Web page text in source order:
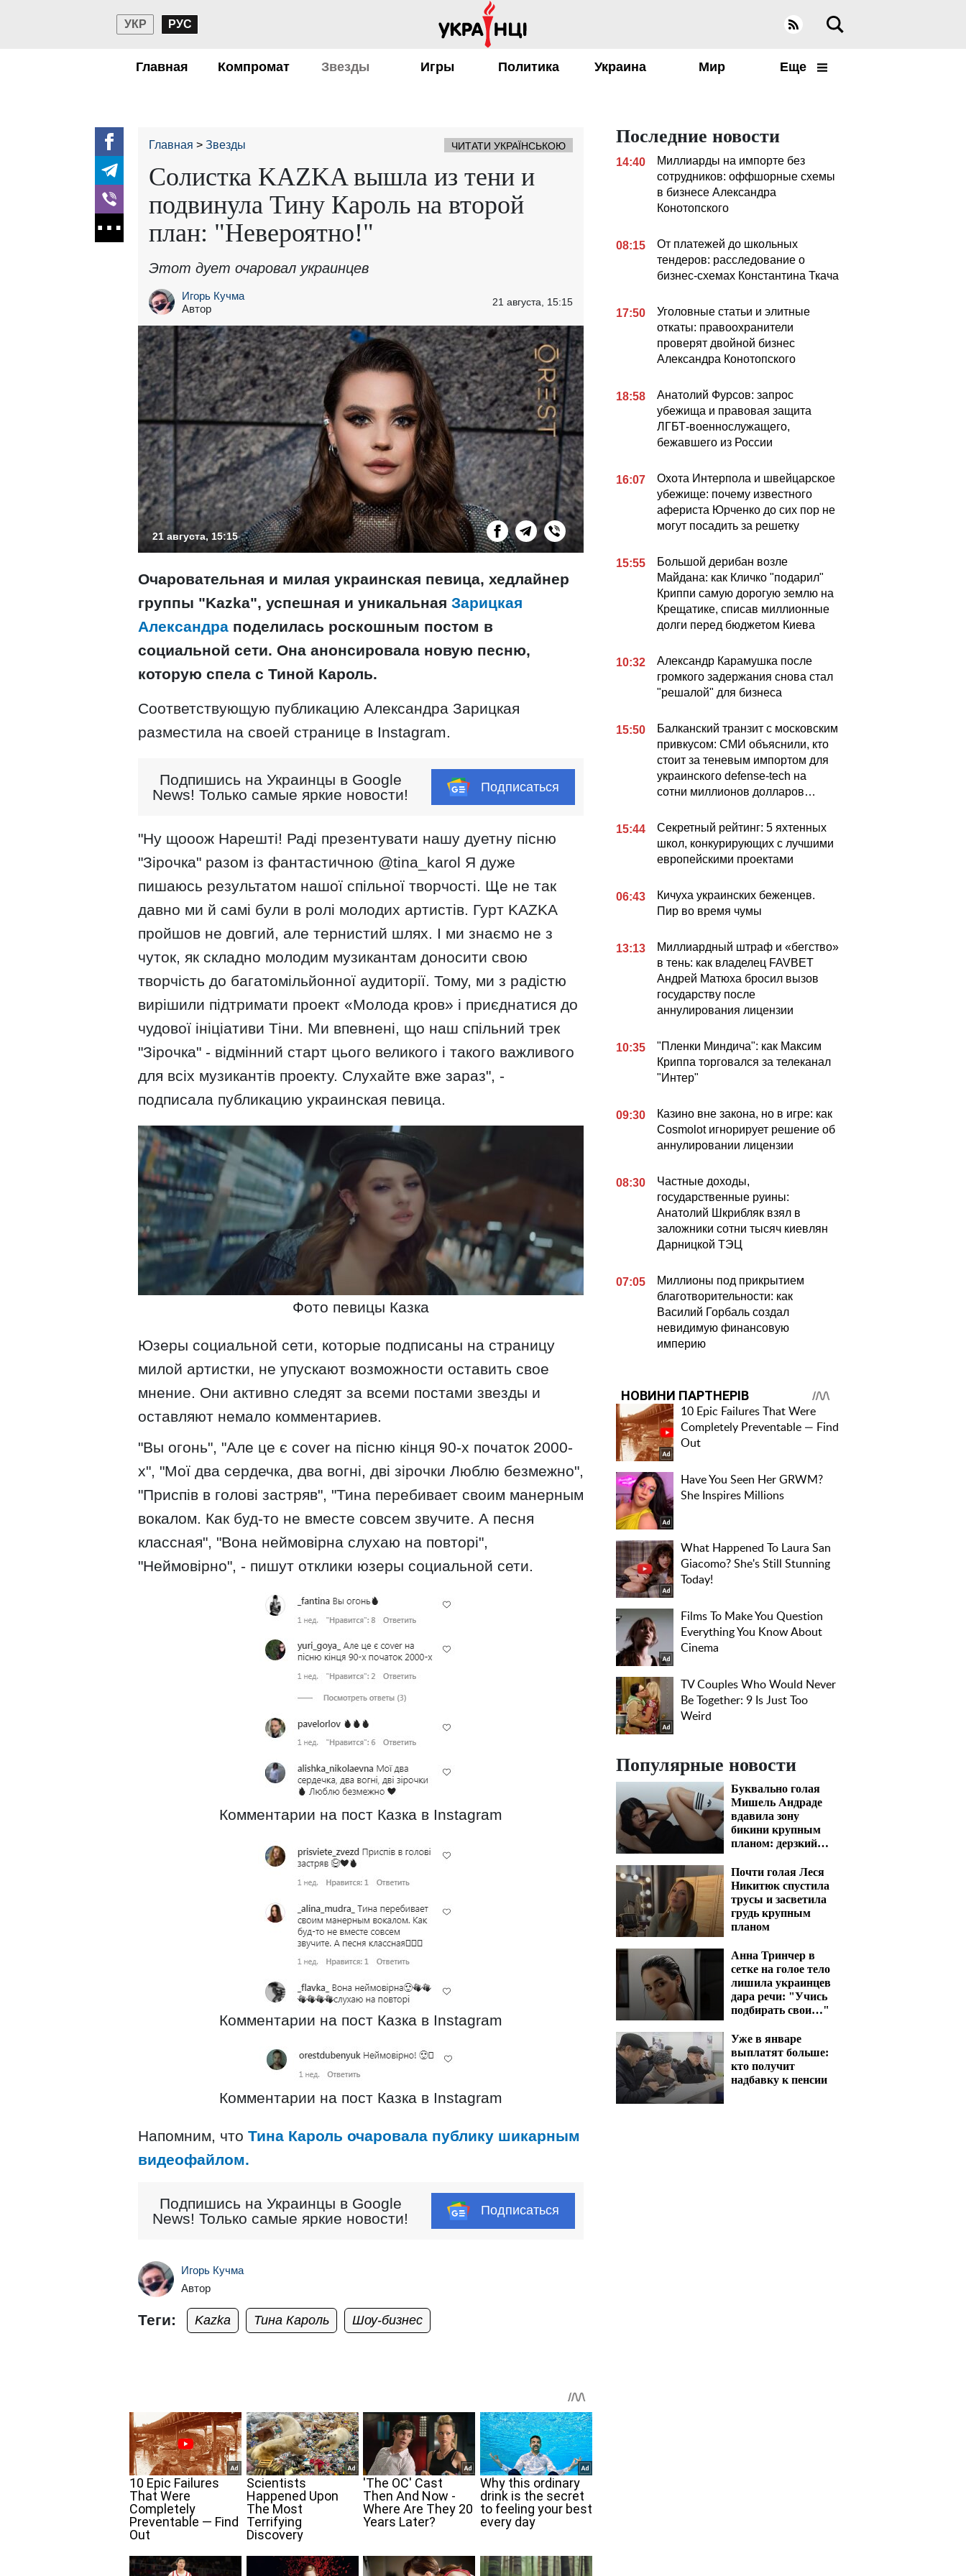
УКР РУС
Главная Компромат Звезды Игры Политика Украина Мир Еще
Главная Звезды ЧИТАТИ УКРАЇНСЬКОЮ
Солистка KAZKA вышла из тени и
подвинула Тину Кароль на второй
план: "Невероятно!"
Этот дует очаровал украинцев
Игорь Кучма
Автор
21 августа, 15:15
21 августа, 15:15
Очаровательная и милая украинская певица, хедлайнер
группы "Kazka", успешная и уникальная Зарицкая
Александра поделилась роскошным постом в
социальной сети. Она анонсировала новую песню,
которую спела с Тиной Кароль.
Соответствующую публикацию Александра Зарицкая
разместила на своей странице в Instagram.
Подпишись на Украинцы в Google
News! Только самые яркие новости!
Подписаться
"Ну щооож Нарешті! Раді презентувати нашу дуетну пісню
"Зірочка" разом із фантастичною @tina_karol Я дуже
пишаюсь результатом нашої спільної творчості. Ще не так
давно ми й самі були в ролі молодих артистів. Гурт KAZKA
пройшов не довгий, але тернистий шлях. І ми знаємо не з
чуток, як складно молодим музикантам доносити свою
творчість до багатомільйонної аудиторії. Тому, ми з радістю
вирішили підтримати проект «Молода кров» і приєднатися до
чудової ініціативи Тіни. Ми впевнені, що наш спільний трек
"Зірочка" - відмінний старт цього великого і такого важливого
для всіх музикантів проекту. Слухайте вже зараз", -
подписала публикацию украинская певица.
Фото певицы Казка
Юзеры социальной сети, которые подписаны на страницу
милой артистки, не упускают возможности оставить свое
мнение. Они активно следят за всеми постами звезды и
оставляют немало комментариев.
"Вы огонь", "Але це є cover на пісню кінця 90-х початок 2000-
х", "Мої два сердечка, два вогні, дві зірочки Люблю безмежно",
"Приспів в голові застряв", "Тина перебивает своим манерным
вокалом. Как буд-то не вместе совсем звучите. А песня
классная", "Вона неймовірна слухаю на повторі",
"Неймовірно", - пишут отклики юзеры социальной сети.
Комментарии на пост Казка в Instagram
Комментарии на пост Казка в Instagram
Комментарии на пост Казка в Instagram
Напомним, что Тина Кароль очаровала публику шикарным
видеофайлом.
Подпишись на Украинцы в Google
News! Только самые яркие новости!
Подписаться
Игорь Кучма
Автор
Теги: Kazka Тина Кароль Шоу-бизнес
Последние новости
14:40
Миллиарды на импорте без
сотрудников: оффшорные схемы
в бизнесе Александра
Конотопского
08:15
От платежей до школьных
тендеров: расследование о
бизнес-схемах Константина Ткача
17:50
Уголовные статьи и элитные
откаты: правоохранители
проверят двойной бизнес
Александра Конотопского
18:58
Анатолий Фурсов: запрос
убежища и правовая защита
ЛГБТ-военнослужащего,
бежавшего из России
16:07
Охота Интерпола и швейцарское
убежище: почему известного
афериста Юрченко до сих пор не
могут посадить за решетку
15:55
Большой дерибан возле
Майдана: как Кличко "подарил"
Криппи самую дорогую землю на
Крещатике, списав миллионные
долги перед бюджетом Киева
10:32
Александр Карамушка после
громкого задержания снова стал
"решалой" для бизнеса
15:50
Балканский транзит с московским
привкусом: СМИ объяснили, кто
стоит за теневым импортом для
украинского defense-tech на
сотни миллионов долларов…
15:44
Секретный рейтинг: 5 яхтенных
школ, конкурирующих с лучшими
европейскими проектами
06:43
Кичуха украинских беженцев.
Пир во время чумы
13:13
Миллиардный штраф и «бегство»
в тень: как владелец FAVBET
Андрей Матюха бросил вызов
государству после
аннулирования лицензии
10:35
"Пленки Миндича": как Максим
Криппа торговался за телеканал
"Интер"
09:30
Казино вне закона, но в игре: как
Cosmolot игнорирует решение об
аннулировании лицензии
08:30
Частные доходы,
государственные руины:
Анатолий Шкрибляк взял в
заложники сотни тысяч киевлян
Дарницкой ТЭЦ
07:05
Миллионы под прикрытием
благотворительности: как
Василий Горбаль создал
невидимую финансовую
империю
Популярные новости
Буквально голая
Мишель Андраде
вдавила зону
бикини крупным
планом: дерзкий
Почти голая Леся
Никитюк спустила
трусы и засветила
грудь крупным
планом
Анна Тринчер в
сетке на голое тело
лишила украинцев
дара речи: "Учись
подбирать свои…"
Уже в январе
выплатят больше:
кто получит
надбавку к пенсии